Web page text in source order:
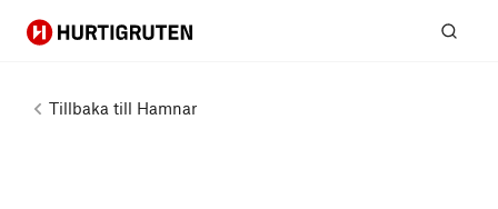
Hurtigruten
Tillbaka till Hamnar